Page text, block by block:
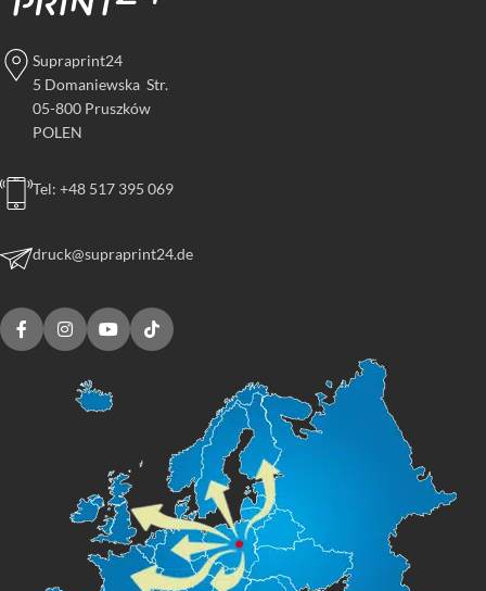
Supraprint24
5 Domaniewska Str.
05-800 Pruszków
POLEN
Tel: +48 517 395 069
druck@supraprint24.de